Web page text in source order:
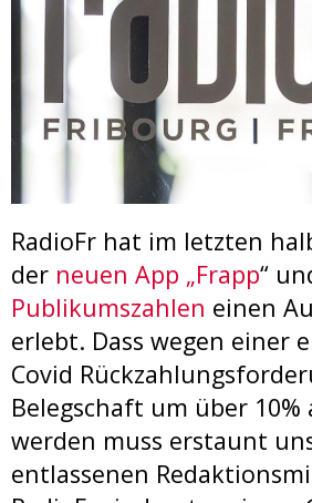
RadioFr hat im letzten
der neuen App „Frapp“
Publikumszahlen einen
erlebt. Dass wegen einer
Covid
Belegschaft um über
werden muss erstaunt
entlassenen